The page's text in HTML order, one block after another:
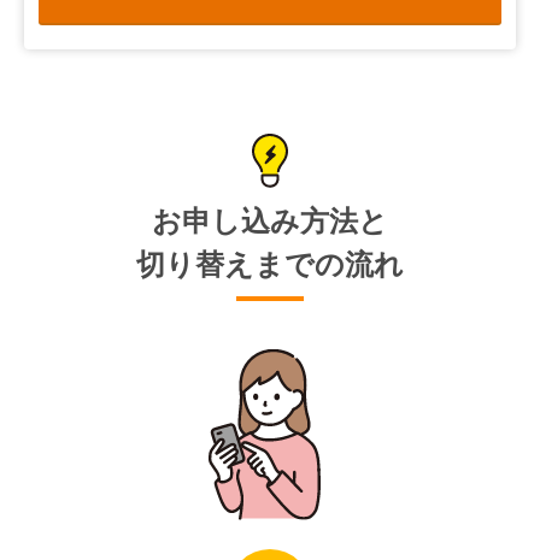
お申し込み方法と
切り替えまでの流れ